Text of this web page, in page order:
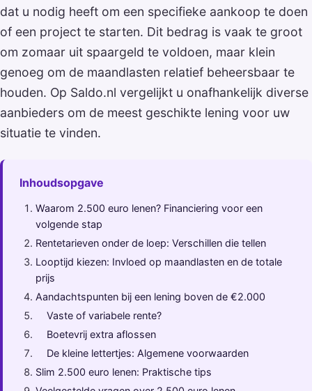
dat u nodig heeft om een specifieke aankoop te doen
of een project te starten. Dit bedrag is vaak te groot
om zomaar uit spaargeld te voldoen, maar klein
genoeg om de maandlasten relatief beheersbaar te
houden. Op Saldo.nl vergelijkt u onafhankelijk diverse
aanbieders om de meest geschikte lening voor uw
situatie te vinden.
Inhoudsopgave
Waarom 2.500 euro lenen? Financiering voor een
volgende stap
Rentetarieven onder de loep: Verschillen die tellen
Looptijd kiezen: Invloed op maandlasten en de totale
prijs
Aandachtspunten bij een lening boven de €2.000
Vaste of variabele rente?
Boetevrij extra aflossen
De kleine lettertjes: Algemene voorwaarden
Slim 2.500 euro lenen: Praktische tips